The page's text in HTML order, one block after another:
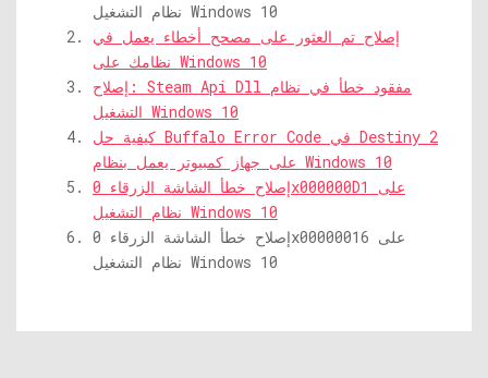
نظام التشغيل Windows 10
إصلاح تم العثور على مصحح أخطاء يعمل في
نظامك على Windows 10
إصلاح: Steam Api Dll مفقود خطأ في نظام
التشغيل Windows 10
كيفية حل Buffalo Error Code في Destiny 2
على جهاز كمبيوتر يعمل بنظام Windows 10
إصلاح خطأ الشاشة الزرقاء 0x000000D1 على
نظام التشغيل Windows 10
إصلاح خطأ الشاشة الزرقاء 0x00000016 على
نظام التشغيل Windows 10